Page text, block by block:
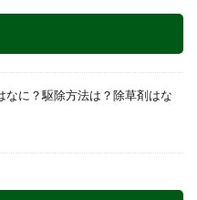
なに？駆除方法は？除草剤はな